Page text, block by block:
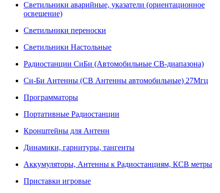
Светильники аварийные, указатели (ориентационное
освещение)
Светильники переноски
Светильники Настольные
Радиостанции СиБи (Автомобильные СВ-диапазона)
Си-Би Антенны (СВ Антенны автомобильные) 27Мгц
Программаторы
Портативные Радиостанции
Кронштейны для Антенн
Динамики, гарнитуры, тангенты
Аккумуляторы, Антенны к Радиостанциям, КСВ метры
Приставки игровые